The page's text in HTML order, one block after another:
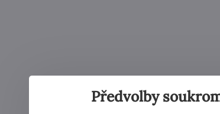
Předvolby